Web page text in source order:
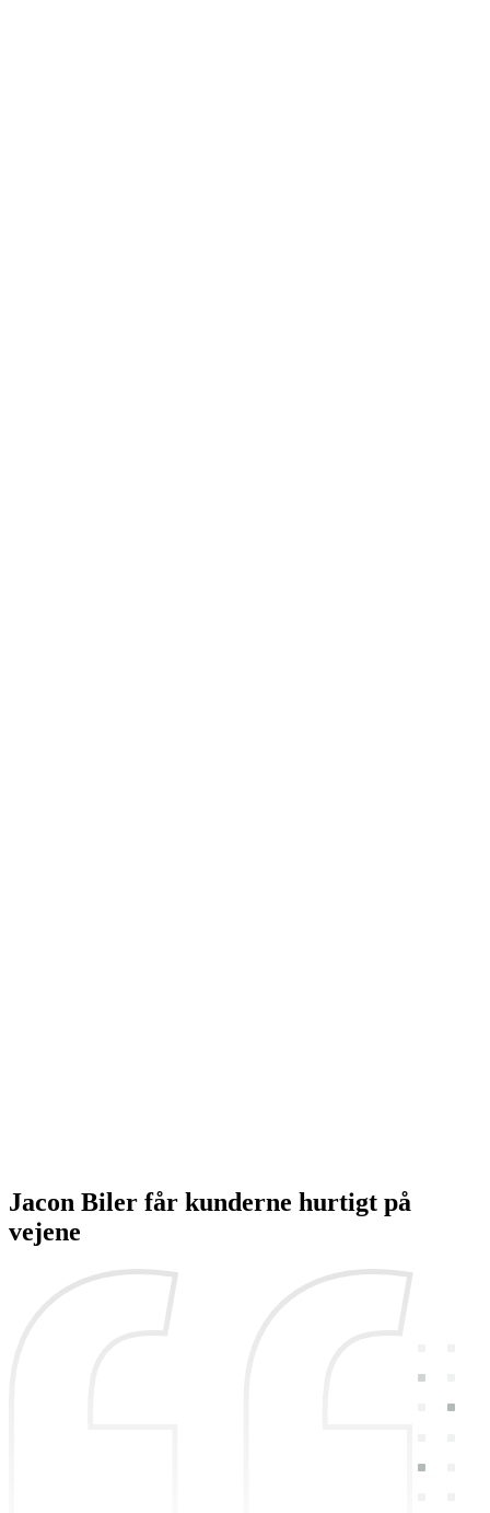
Jacon Biler får kunderne hurtigt på
vejene